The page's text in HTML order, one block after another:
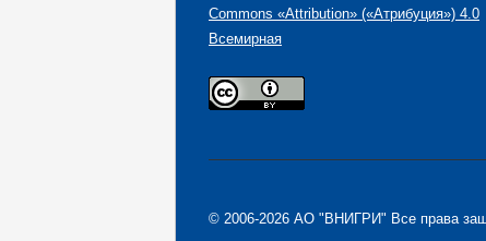
Commons «Attribution» («Атрибуция») 4.0
Всемирная
© 2006-2026 АО "ВНИГРИ" Все права